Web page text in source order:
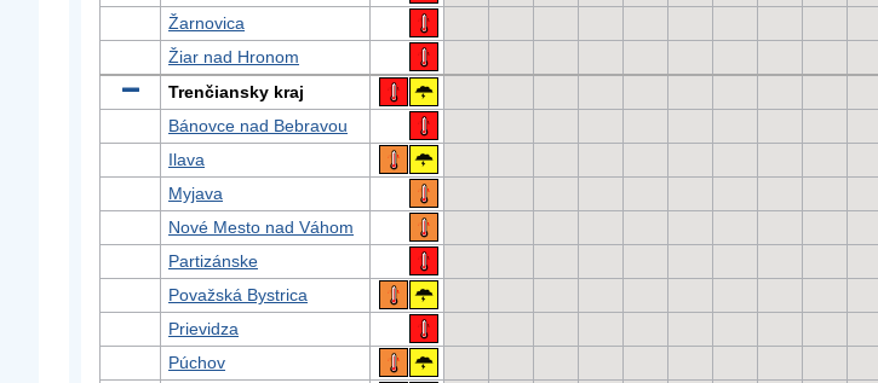
Žarnovica
Žiar nad Hronom
Trenčiansky kraj
Bánovce nad Bebravou
Ilava
Myjava
Nové Mesto nad Váhom
Partizánske
Považská Bystrica
Prievidza
Púchov